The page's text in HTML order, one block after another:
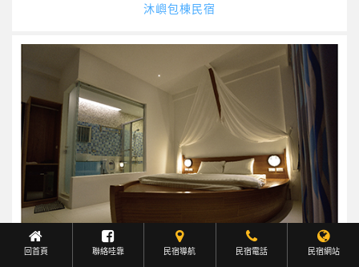
沐嶼包棟民宿
回首頁 聯絡哇靠 民宿導航 民宿電話 民宿網站
Facebook聯繫